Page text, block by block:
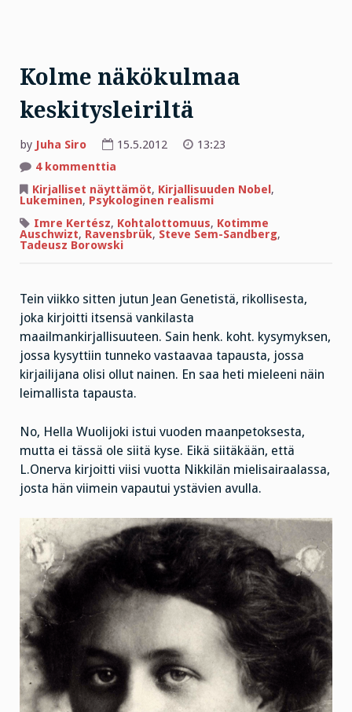
Kolme näkökulmaa
keskitysleiriltä
by Juha Siro 15.5.2012
13:23
4 kommenttia
näkökulmaa
keskitysleiriltä
Kirjalliset näyttämöt, Kirjallisuuden Nobel ,
Lukeminen, Psykologinen realismi
Imre Kertész, Kohtalottomuus, Kotimme
Auschwizt, Ravensbrük, Steve Sem-Sandberg,
Tadeusz Borowski
Tein viikko sitten jutun Jean Genetistä, rikollisesta,
joka kirjoitti itsensä vankilasta
maailmankirjallisuuteen. Sain henk. koht. kysymyksen,
jossa kysyttiin tunneko vastaavaa tapausta, jossa
kirjailijana olisi ollut nainen. En saa heti mieleeni näin
leimallista tapausta.
No, Hella Wuolijoki istui vuoden maanpetoksesta,
mutta ei tässä ole siitä kyse. Eikä siitäkään, että
L.Onerva kirjoitti viisi vuotta Nikkilän mielisairaalassa,
josta hän viimein vapautui ystävien avulla.